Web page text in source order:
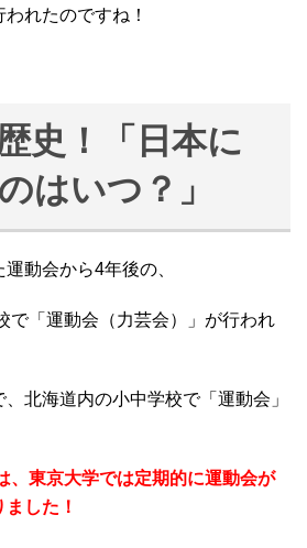
れたのですね！
史！「日本に
はいつ？」
動会から4年後の、
で「運動会（力芸会）」が行われ
北海道内の小中学校で「運動会」
、東京大学では定期的に運動会が
した！